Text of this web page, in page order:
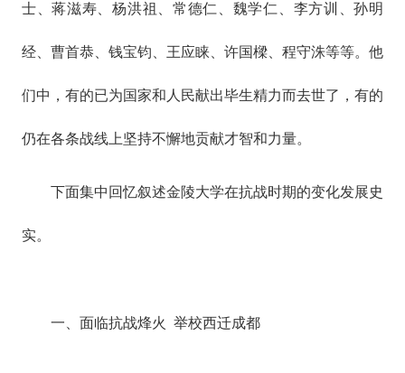
士、蒋滋寿、杨洪祖、常德仁、魏学仁、李方训、孙明
经、曹首恭、钱宝钧、王应睐、许国樑、程守洙等等。他
们中，有的已为国家和人民献出毕生精力而去世了，有的
仍在各条战线上坚持不懈地贡献才智和力量。
下面集中回忆叙述金陵大学在抗战时期的变化发展史
实。
一、面临抗战烽火 举校西迁成都